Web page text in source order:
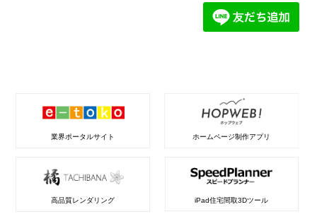
業界ポータルサイト ホームページ制作アプリ
高品質レンダリング iPad住宅間取3Dツール